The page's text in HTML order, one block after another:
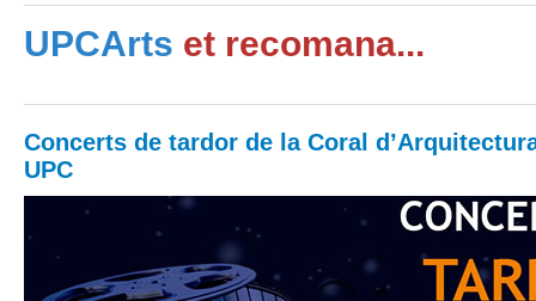
UPCArts et recomana...
Concerts de tardor de la Coral
UPC